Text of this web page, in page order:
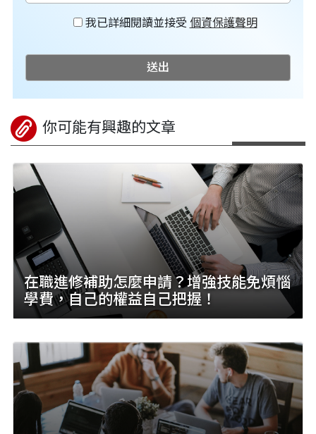
我已詳細閱讀並接受 個資保護聲明
送出
你可能有興趣的文章
在職進修補助怎麼申請？增強技能免煩惱
學費，自己的權益自己把握！